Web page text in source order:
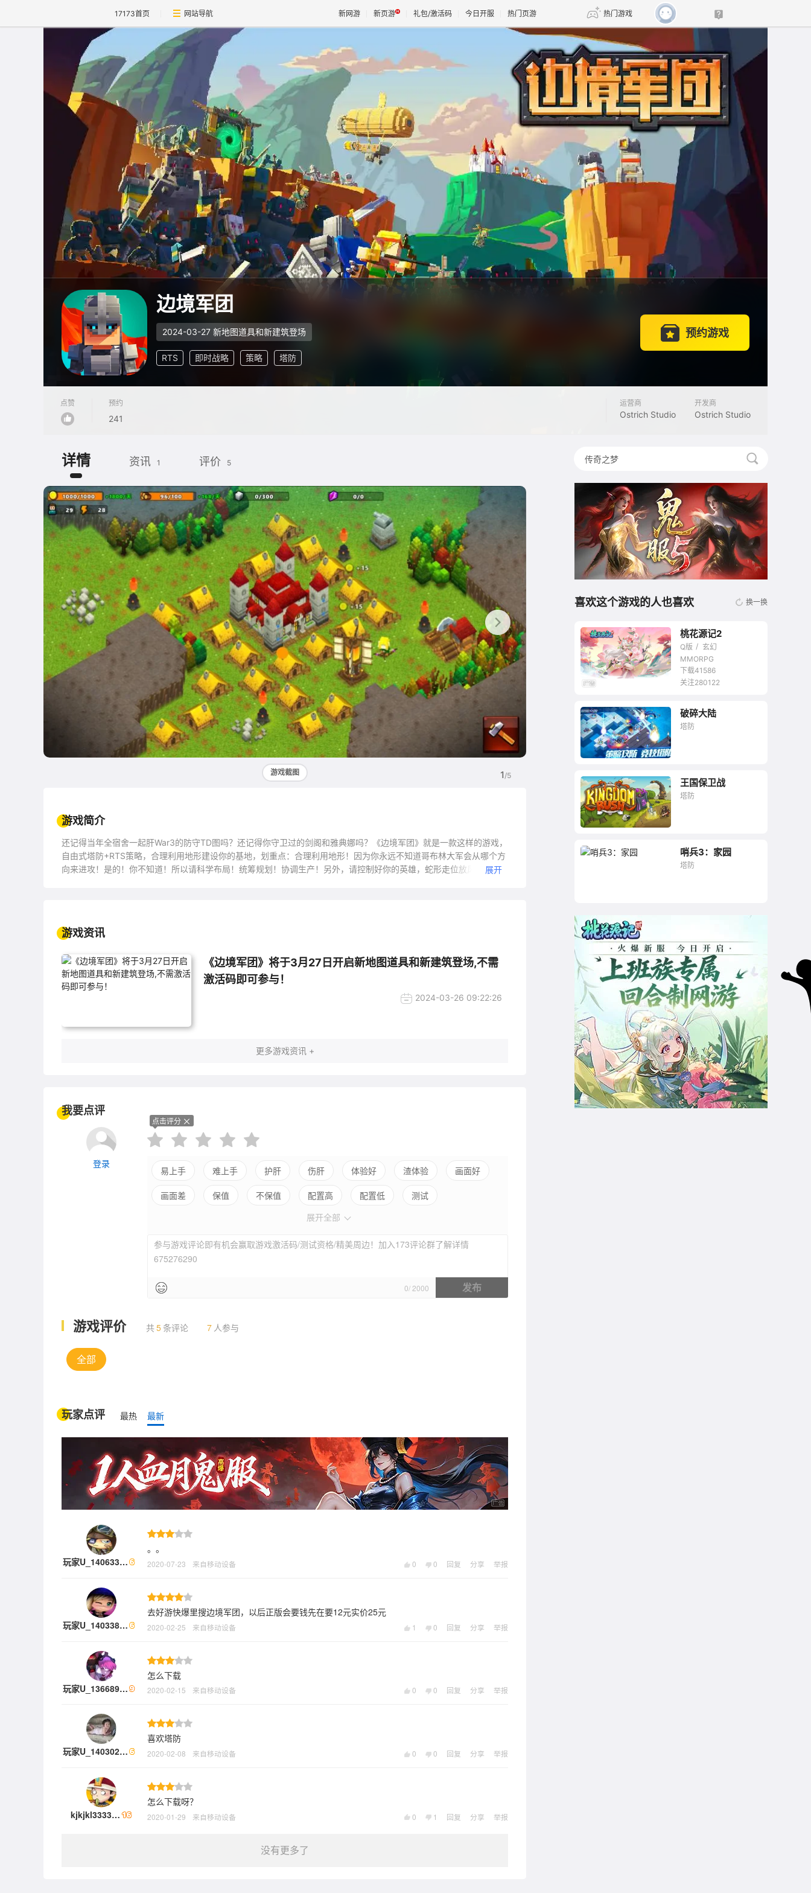
17173首页 网站导航 新网游 新页游 礼包/激活码 今日开服 热门页游 热门游戏
魔兽 DNF 传奇4
天堂 剑网3旗舰版 新天龙八部
诛仙世界 新仙侠5
边境军团
2024-03-27 新地图道具和新建筑登场
RTS 即时战略 策略 塔防
预约游戏
点赞 预约
241
运营商
Ostrich Studio
开发商
Ostrich Studio
详情 资讯 1 评价 5
1/5
游戏截图
游戏简介
还记得当年全宿舍一起肝War3的防守TD图吗？还记得你守卫过的剑阁和雅典娜吗？《边境军团》就是一款这样的游戏，
自由式塔防+RTS策略，合理利用地形建设你的基地，划重点：合理利用地形！因为你永远不知道哥布林大军会从哪个方
向来进攻！是的！你不知道！所以请科学布局！统筹规划！协调生产！另外，请控制好你的英雄，蛇形走位放风筝什么
展开
游戏资讯
《边境军团》将于3月27日开启新地图道具和新建筑登场,不需
激活码即可参与！
2024-03-26 09:22:26
更多游戏资讯 +
我要点评
登录
点击评分
易上手 难上手 护肝 伤肝 体验好 渣体验 画面好
画面差 保值 不保值 配置高 配置低
测试
展开全部
参与游戏评论即有机会赢取游戏激活码/测试资格/精美周边！加入173评论群了解详情
675276290
0/ 2000 发布
游戏评价 共5条评论 7 人参与
全部
玩家点评 最热 最新
玩家U_140633…
。。
2020-07-23 来自移动设备 0 0 回复 分享 举报
玩家U_140338…
去好游快爆里搜边境军团，以后正版会要钱先在要12元实价25元
2020-02-25 来自移动设备 1 0 回复 分享 举报
玩家U_136689…
怎么下载
2020-02-15 来自移动设备 0 0 回复 分享 举报
玩家U_140302…
喜欢塔防
2020-02-08 来自移动设备 0 0 回复 分享 举报
kjkjkl3333…
怎么下载呀？
2020-01-29 来自移动设备 0 1 回复 分享 举报
没有更多了
喜欢这个游戏的人也喜欢 换一换
网游
桃花源记2
Q版
玄幻
MMORPG
下载41586
关注280122
破碎大陆
塔防
王国保卫战
塔防
哨兵3：家园
塔防